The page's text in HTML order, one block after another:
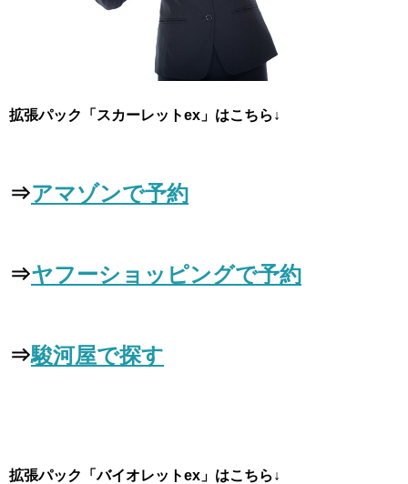
拡張パック「スカーレットex」はこちら↓
⇒アマゾンで予約
⇒ヤフーショッピングで予約
⇒駿河屋で探す
拡張パック「バイオレットex」はこちら↓